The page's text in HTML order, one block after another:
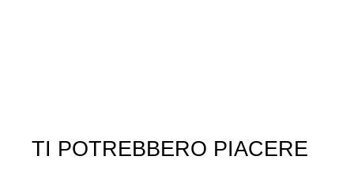
TI POTREBBERO PIACERE